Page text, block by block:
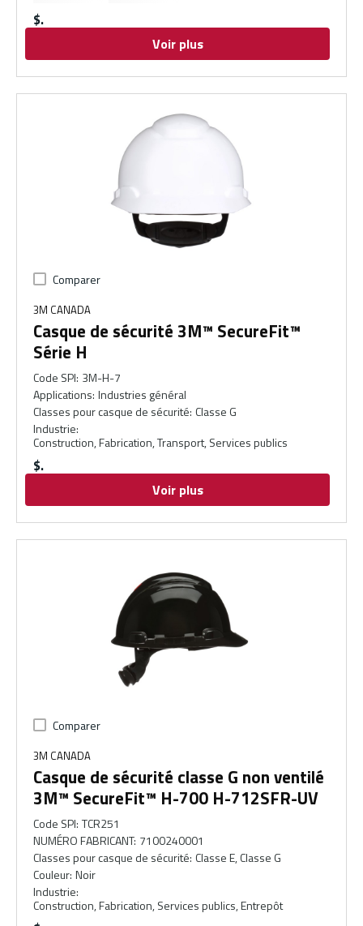
$
Voir plus
Comparer
3M CANADA
Casque de sécurité 3M™ SecureFit™
Série H
Code SPI: 3M-H-7
Applications: Industries général
Classes pour casque de sécurité: Classe G
Industrie:
Construction, Fabrication, Transport, Services publics
$
Voir plus
Comparer
3M CANADA
Casque de sécurité classe G non ventilé
3M™ SecureFit™ H-700 H-712SFR-UV
Code SPI: TCR251
NUMÉRO FABRICANT: 7100240001
Classes pour casque de sécurité: Classe E, Classe G
Couleur: Noir
Industrie:
Construction, Fabrication, Services publics, Entrepôt